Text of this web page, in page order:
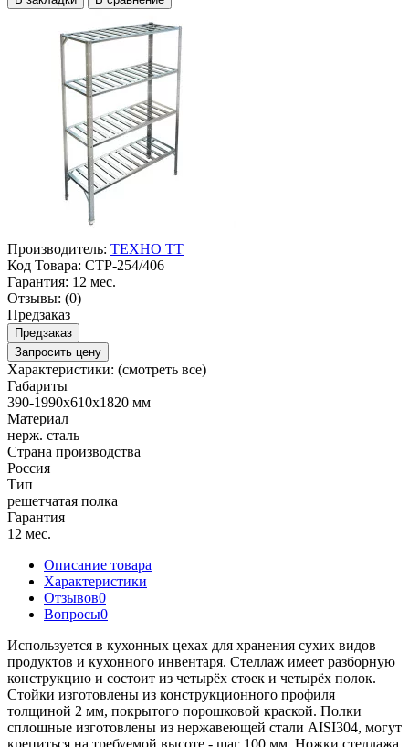
Производитель: ТЕХНО ТТ
Код Товара: СТР-254/406
Гарантия: 12 мес.
Отзывы: (0)
Предзаказ
Предзаказ
Запросить цену
Характеристики: (смотреть все)
Габариты
390-1990х610х1820 мм
Материал
нерж. сталь
Страна производства
Россия
Тип
решетчатая полка
Гарантия
12 мес.
Описание товара
Характеристики
Отзывов0
Вопросы0
Используется в кухонных цехах для хранения сухих видов
продуктов и кухонного инвентаря. Стеллаж имеет разборную
конструкцию и состоит из четырёх стоек и четырёх полок.
Стойки изготовлены из конструкционного профиля
толщиной 2 мм, покрытого порошковой краской. Полки
сплошные изготовлены из нержавеющей стали AISI304, могут
крепиться на требуемой высоте - шаг 100 мм. Ножки стеллажа